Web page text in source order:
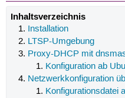
Inhaltsverzeichnis
Installation
LTSP-Umgebung
Proxy-DHCP mit
Konfiguration ab
Netzwerkkonfiguration
Konfigurationsdatei